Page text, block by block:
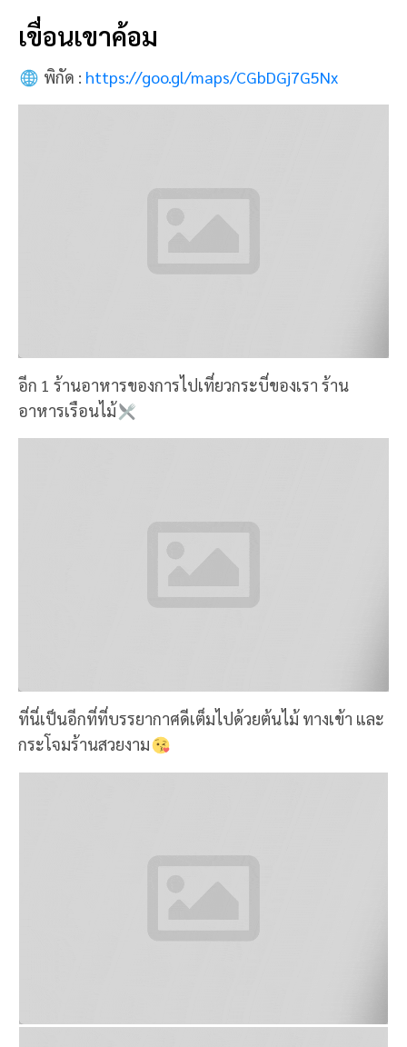
เขื่อนเขาค้อม
พิกัด : https://goo.gl/maps/CGbDGj7G5Nx
อีก 1 ร้านอาหารของการไปเที่ยวกระบี่ของเรา ร้าน
อาหารเรือนไม้
ที่นี่เป็นอีกที่ที่บรรยากาศดีเต็มไปด้วยต้นไม้ ทางเข้า และ
กระโจมร้านสวยงาม